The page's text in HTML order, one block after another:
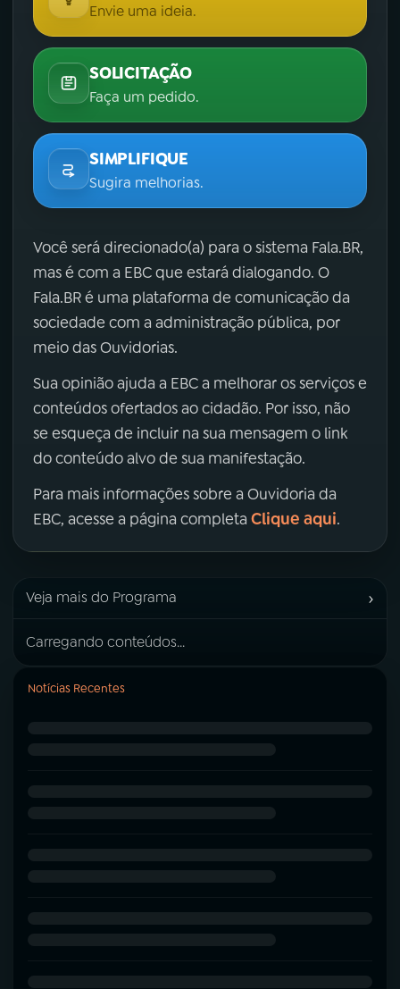
Envie uma ideia.
SOLICITAÇÃO
Faça um pedido.
SIMPLIFIQUE
Sugira melhorias.
Você será direcionado(a) para o sistema Fala.BR,
mas é com a EBC que estará dialogando. O
Fala.BR é uma plataforma de comunicação da
sociedade com a administração pública, por
meio das Ouvidorias.
Sua opinião ajuda a EBC a melhorar os serviços e
conteúdos ofertados ao cidadão. Por isso, não
se esqueça de incluir na sua mensagem o link
do conteúdo alvo de sua manifestação.
Para mais informações sobre a Ouvidoria da
EBC, acesse a página completa Clique aqui.
Veja mais do Programa ›
Carregando conteúdos...
Notícias Recentes